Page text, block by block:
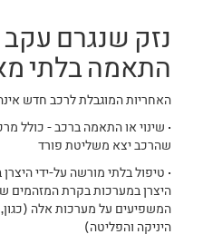
נזק שנגרם עקב
התאמה בלתי
האחריות המוגבלת לרכב חדש
• שינוי או התאמה ברכב - כולל
שהרכב יצא משליטת פורד
• טיפול בלתי מורשה על-ידי
היצרן במערכות בקרת המזהמים
המשפיעים על מערכות אלה (כגון,
היניקה והפליטה)